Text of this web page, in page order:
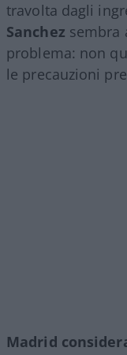
travolta dagli
Sanchez sembra
problema: non
le precauzioni
Madrid